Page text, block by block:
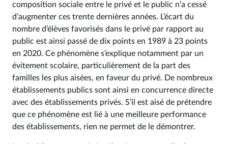
composition sociale entre le privé et le public n’a cessé
d’augmenter ces trente dernières années. L’écart du
nombre d’élèves favorisés dans le privé par rapport au
public est ainsi passé de dix points en 1989 à 23 points
en 2020. Ce phénomène s’explique notamment par un
évitement scolaire, particulièrement de la part des
familles les plus aisées, en faveur du privé. De nombreux
établissements publics sont ainsi en concurrence directe
avec des établissements privés. S’il est aisé de prétendre
que ce phénomène est lié à une meilleure performance
des établissements, rien ne permet de le démontrer.